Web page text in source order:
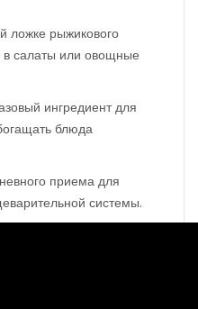
ложке рыжикового
в салаты или овощные
ингредиент для
блюда
приема для
системы.